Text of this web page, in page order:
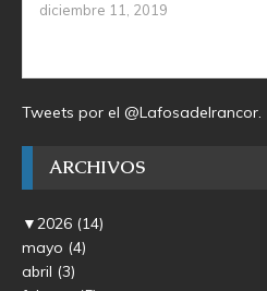
diciembre 11, 2019
Tweets por el @Lafosadelrancor.
ARCHIVOS
▼2026 (14)
mayo (4)
abril (3)